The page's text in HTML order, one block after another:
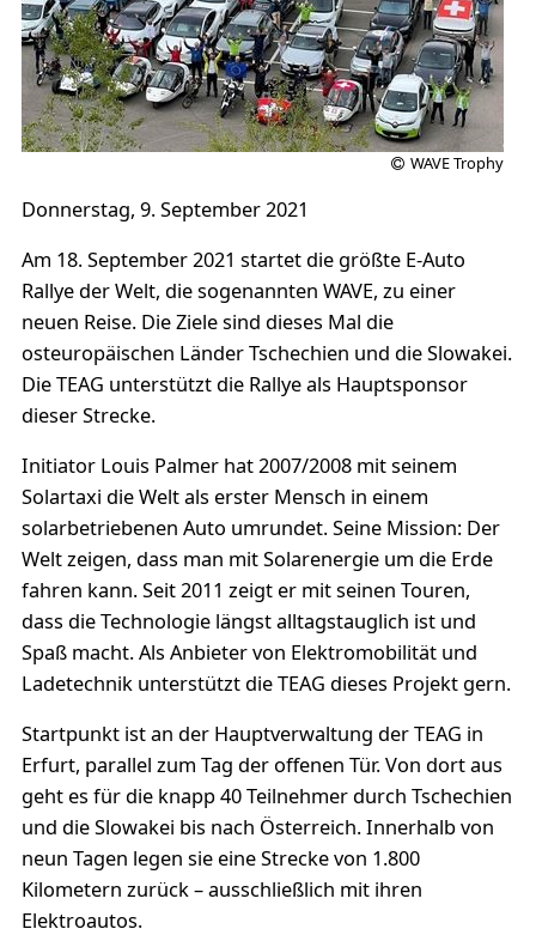
WAVE Trophy
Donnerstag, 9. September 2021
Am 18. September 2021 startet die größte E-Auto
Rallye der Welt, die sogenannten WAVE, zu einer
neuen Reise. Die Ziele sind dieses Mal die
osteuropäischen Länder Tschechien und die Slowakei.
Die TEAG unterstützt die Rallye als Hauptsponsor
dieser Strecke.
Initiator Louis Palmer hat 2007/2008 mit seinem
Solartaxi die Welt als erster Mensch in einem
solarbetriebenen Auto umrundet. Seine Mission: Der
Welt zeigen, dass man mit Solarenergie um die Erde
fahren kann. Seit 2011 zeigt er mit seinen Touren,
dass die Technologie längst alltagstauglich ist und
Spaß macht. Als Anbieter von Elektromobilität und
Ladetechnik unterstützt die TEAG dieses Projekt gern.
Startpunkt ist an der Hauptverwaltung der TEAG in
Erfurt, parallel zum Tag der offenen Tür. Von dort aus
geht es für die knapp 40 Teilnehmer durch Tschechien
und die Slowakei bis nach Österreich. Innerhalb von
neun Tagen legen sie eine Strecke von 1.800
Kilometern zurück – ausschließlich mit ihren
Elektroautos.